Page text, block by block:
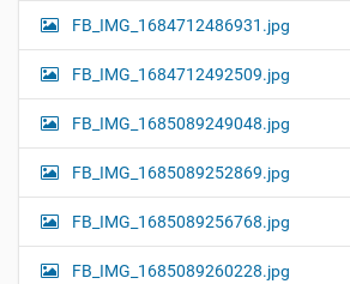
FB_IMG_1684712486931.jpg
FB_IMG_1684712492509.jpg
FB_IMG_1685089249048.jpg
FB_IMG_1685089252869.jpg
FB_IMG_1685089256768.jpg
FB_IMG_1685089260228.jpg